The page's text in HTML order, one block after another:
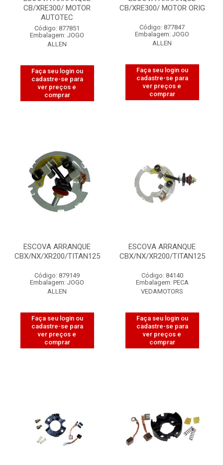
CB/XRE300/ MOTOR
AUTOTEC
Código: 877851
Embalagem: JOGO
ALLEN
Faça seu login ou
cadastre-se para
ver preços e
comprar
CB/XRE300/ MOTOR ORIG
Código: 877847
Embalagem: JOGO
ALLEN
Faça seu login ou
cadastre-se para
ver preços e
comprar
ESCOVA ARRANQUE
CBX/NX/XR200/TITAN125
Código: 879149
Embalagem: JOGO
ALLEN
Faça seu login ou
cadastre-se para
ver preços e
comprar
ESCOVA ARRANQUE
CBX/NX/XR200/TITAN125
Código: 84140
Embalagem: PECA
VEDAMOTORS
Faça seu login ou
cadastre-se para
ver preços e
comprar